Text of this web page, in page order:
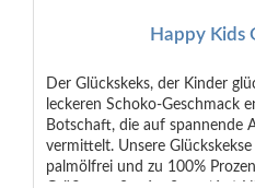
Happy Kids
Der Glückskeks, der Kinder
leckeren Schoko-Geschmack
Botschaft, die auf spannende
vermittelt. Unsere
palmölfrei und zu 100%